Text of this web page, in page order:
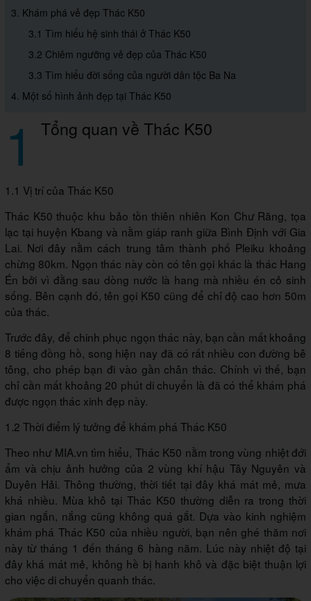
3. Khám phá vẻ đẹp Thác K50
3.1 Tìm hiểu hệ sinh thái ở Thác K50
3.2 Chiêm ngưỡng vẻ đẹp của Thác K50
3.3 Tìm hiểu đời sống của người dân tộc Ba Na
4. Một số hình ảnh đẹp tại Thác K50
1 Tổng quan về Thác K50
1.1 Vị trí của Thác K50
Thác K50 thuộc khu bảo tồn thiên nhiên Kon Chư Răng, tọa
lạc tại huyện Kbang và nằm giáp ranh giữa Bình Định với Gia
Lai. Nơi đây nằm cách trung tâm thành phố Pleiku khoảng
chừng 80km. Ngọn thác này còn có tên gọi khác là thác Hang
Én bởi vì đằng sau dòng nước là hang mà nhiều én cỏ sinh
sống. Bên cạnh đó, tên gọi K50 cũng để chỉ độ cao hơn 50m
của thác.
Trước đây, để chinh phục ngọn thác này, bạn cần mất khoảng
8 tiếng đồng hồ, song hiện nay đã có rất nhiều con đường bê
tông, cho phép bạn đi vào gần chân thác. Chính vì thế, bạn
chỉ cần mất khoảng 20 phút di chuyển là đã có thể khám phá
được ngọn thác xinh đẹp này.
1.2 Thời điểm lý tưởng để khám phá Thác K50
Theo như MIA.vn tìm hiểu, Thác K50 nằm trong vùng nhiệt đới
ẩm và chịu ảnh hưởng của 2 vùng khí hậu Tây Nguyên và
Duyên Hải. Thông thường, thời tiết tại đây khá mát mẻ, mưa
khá nhiều. Mùa khô tại Thác K50 thường diễn ra trong thời
gian ngắn, nắng cũng không quá gắt. Dựa vào kinh nghiệm
khám phá Thác K50 của nhiều người, bạn nên ghé thăm nơi
này từ tháng 1 đến tháng 6 hàng năm. Lúc này nhiệt độ tại
đây khá mát mẻ, không hề bị hanh khô và đặc biệt thuận lợi
cho việc di chuyển quanh thác.